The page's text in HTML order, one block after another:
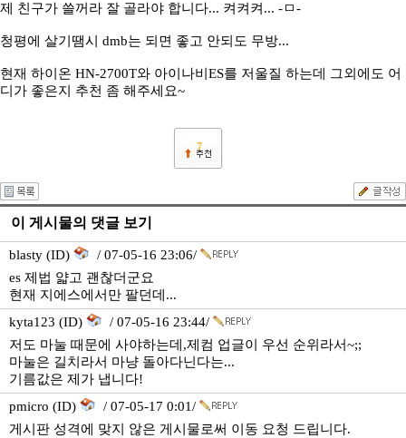
제 친구가 쓸꺼라 잘 골라야 합니다... 켜켜켜... -ㅁ-
청평에 살기땜시 dmb는 되면 좋고 안되도 무방...
현재 하이온 HN-2700T와 아이나비ES를 저울질 하는데 그외에도 어
디가 좋은지 추천 좀 해주세요~
7
이 게시물의 댓글 보기
blasty (ID)
/ 07-05-16 23:06/
es 제법 얇고 괜찮더군요
현재 지에스에서만 팔던데...
kyta123 (ID)
/ 07-05-16 23:44/
저도 마눌 때문에 사야하는데,제컴 업글이 우선 순위라서~;;
마눌은 길치라서 마냥 돌아다닌다는...
기름값은 제가 냅니다!
pmicro (ID)
/ 07-05-17 0:01/
게시판 성격에 맞지 않은 게시물로써 이동 요청 드립니다.